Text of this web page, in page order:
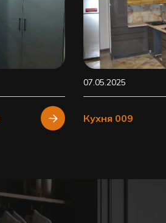
07.05.2025
Кухня 009